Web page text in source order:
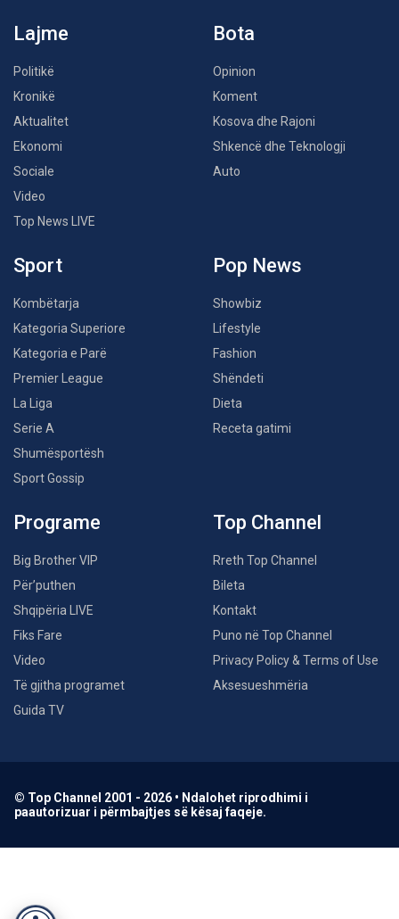
Lajme
Politikë
Kronikë
Aktualitet
Ekonomi
Sociale
Video
Top News LIVE
Bota
Opinion
Koment
Kosova dhe Rajoni
Shkencë dhe Teknologji
Auto
Sport
Kombëtarja
Kategoria Superiore
Kategoria e Parë
Premier League
La Liga
Serie A
Shumësportësh
Sport Gossip
Pop News
Showbiz
Lifestyle
Fashion
Shëndeti
Dieta
Receta gatimi
Programe
Big Brother VIP
Për’puthen
Shqipëria LIVE
Fiks Fare
Video
Të gjitha programet
Guida TV
Top Channel
Rreth Top Channel
Bileta
Kontakt
Puno në Top Channel
Privacy Policy & Terms of Use
Aksesueshmëria
© Top Channel 2001 - 2026 • Ndalohet riprodhimi i
paautorizuar i përmbajtjes së kësaj faqeje.